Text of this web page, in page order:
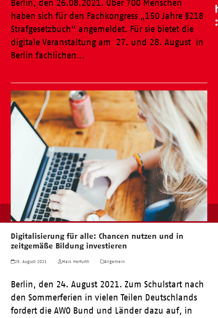
Berlin, den 26.08.2021. Über 700 Menschen
haben sich für den Fachkongress „150 Jahre §218
Strafgesetzbuch“ angemeldet. Für sie bietet die
digitale Veranstaltung am 27. und 28. August in
Berlin fachlichen…
Digitalisierung für alle: Chancen nutzen und in
zeitgemäße Bildung investieren
25. August 2021 Maik Herfurth Allgemein
Berlin, den 24. August 2021. Zum Schulstart nach
den Sommerferien in vielen Teilen Deutschlands
fordert die AWO Bund und Länder dazu auf, in
: